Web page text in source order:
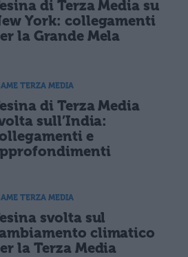
l'informativa sulla privacy
miei dati da parte di terzi per finalità di
modalità automatizzate o tradizionali
di Terza Media su
York: collegamenti
la Grande Mela
TERZA MEDIA
di Terza Media
sull’India:
e
TERZA MEDIA
svolta sul
climatico
la Terza Media